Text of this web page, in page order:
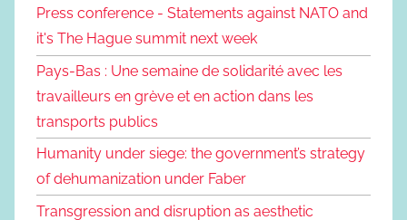
Press conference - Statements against NATO and
it's The Hague summit next week
Pays-Bas : Une semaine de solidarité avec les
travailleurs en grève et en action dans les
transports publics
Humanity under siege: the government’s strategy
of dehumanization under Faber
Transgression and disruption as aesthetic